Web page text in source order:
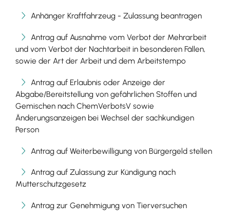
Anhänger Kraftfahrzeug - Zulassung beantragen
Antrag auf Ausnahme vom Verbot der Mehrarbeit
und vom Verbot der Nachtarbeit in besonderen Fällen,
sowie der Art der Arbeit und dem Arbeitstempo
Antrag auf Erlaubnis oder Anzeige der
Abgabe/Bereitstellung von gefährlichen Stoffen und
Gemischen nach ChemVerbotsV sowie
Änderungsanzeigen bei Wechsel der sachkundigen
Person
Antrag auf Weiterbewilligung von Bürgergeld stellen
Antrag auf Zulassung zur Kündigung nach
Mutterschutzgesetz
Antrag zur Genehmigung von Tierversuchen